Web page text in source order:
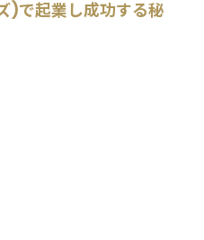
)で起業し成功する秘